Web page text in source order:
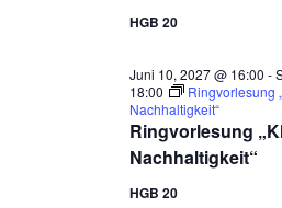
HGB 20
Ringvorlesung
Nachhaltigkeit“
Juni 10, 2027 @ 16:00 -
18:00
Ringvorlesung
Nachhaltigkeit“
HGB 20